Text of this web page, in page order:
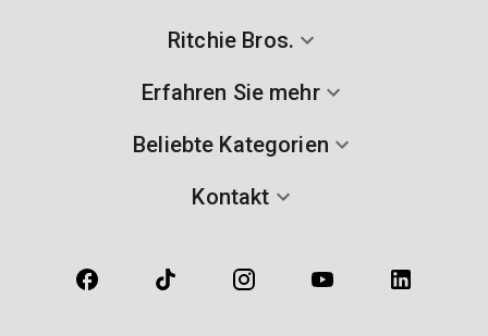
Ritchie Bros.
Erfahren Sie mehr
Beliebte Kategorien
Kontakt